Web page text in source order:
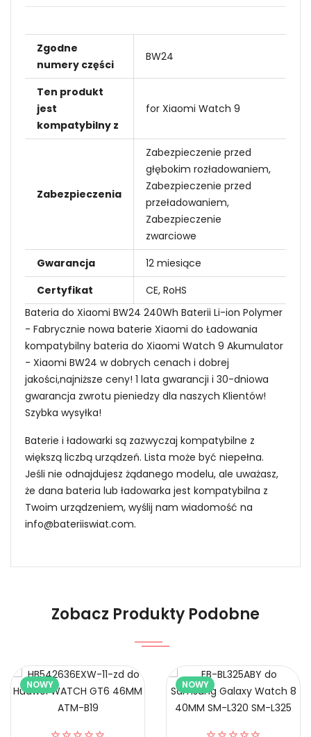
Zgodne
numery części
BW24
Ten produkt
jest
kompatybilny z
for Xiaomi Watch 9
Zabezpieczenia
Zabezpieczenie przed
głębokim rozładowaniem,
Zabezpieczenie przed
przeładowaniem,
Zabezpieczenie
zwarciowe
Gwarancja
12 miesiące
Certyfikat
CE, RoHS
Bateria do Xiaomi BW24 240Wh Baterii Li-ion Polymer
- Fabrycznie nowa baterie Xiaomi do Ładowania
kompatybilny bateria do Xiaomi Watch 9 Akumulator
- Xiaomi BW24 w dobrych cenach i dobrej
jakości,najniższe ceny! 1 lata gwarancji i 30-dniowa
gwarancja zwrotu pieniedzy dla naszych Klientów!
Szybka wysyłka!
Baterie i ładowarki są zazwyczaj kompatybilne z
większą liczbą urządzeń. Lista może być niepełna.
Jeśli nie odnajdujesz żądanego modelu, ale uważasz,
że dana bateria lub ładowarka jest kompatybilna z
Twoim urządzeniem, wyślij nam wiadomość na
info@bateriiswiat.com.
Certyfikaty bezpieczeństwa i zgodności
1.Model urządzenia
Zobacz Produkty Podobne
NOWY NOWY